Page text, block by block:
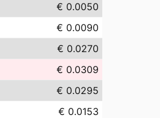
€ 0.0050
€ 0.0090
€ 0.0270
€ 0.0309
€ 0.0295
€ 0.0153